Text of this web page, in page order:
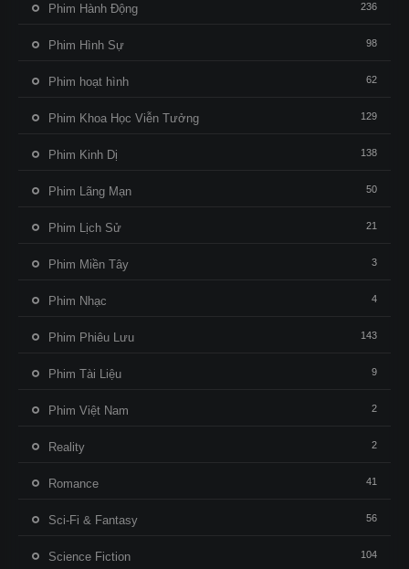
Phim Hành Động 236
Phim Hình Sự 98
Phim hoạt hình 62
Phim Khoa Học Viễn Tưởng 129
Phim Kinh Dị 138
Phim Lãng Mạn 50
Phim Lịch Sử 21
Phim Miền Tây 3
Phim Nhạc 4
Phim Phiêu Lưu 143
Phim Tài Liệu 9
Phim Việt Nam 2
Reality 2
Romance 41
Sci-Fi & Fantasy 56
Science Fiction 104